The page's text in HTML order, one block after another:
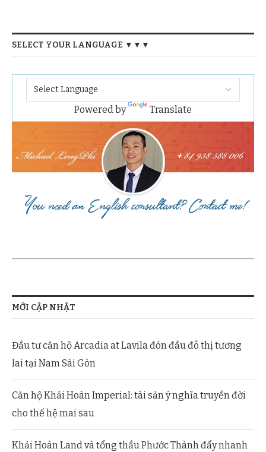
SELECT YOUR LANGUAGE ▼▼▼
Powered by Translate
MỚI CẬP NHẬT
Đầu tư căn hộ Arcadia at Lavila đón đầu đô thị tương
lai tại Nam Sài Gòn
Căn hộ Khải Hoàn Imperial: tài sản ý nghĩa truyền đời
cho thế hệ mai sau
Khải Hoàn Land và tổng thầu Phước Thành đẩy nhanh